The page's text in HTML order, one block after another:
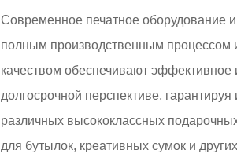
Современное печатное оборудование и
полным производственным процессом
качеством обеспечивают эффективное
долгосрочной перспективе,
различных высококлассных
для бутылок, креативных сумок и